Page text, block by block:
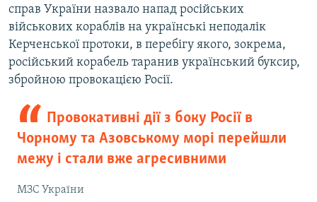
справ України назвало напад російських
військових кораблів на українські неподалік
Керченської протоки, в перебігу якого, зокрема,
російський корабель таранив український буксир,
збройною провокацією Росії.
Провокативні дії з боку Росії в
Чорному та Азовському морі перейшли
межу і стали вже агресивними
МЗС України